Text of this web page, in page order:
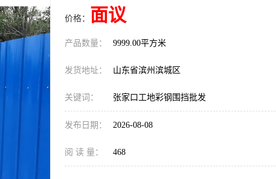
价格： 面议
产品数量： 9999.00平方米
发货地址： 山东省滨州滨城区
关键词： 张家口工地彩钢围挡批发
发布日期： 2026-08-08
阅 读 量： 468